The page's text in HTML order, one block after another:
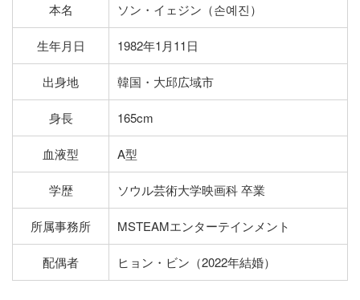
本名 ソン・イェジン（손예진）
生年月日 1982年1月11日
出身地 韓国・大邱広域市
身長 165cm
血液型 A型
学歴 ソウル芸術大学映画科 卒業
所属事務所 MSTEAMエンターテインメント
配偶者 ヒョン・ビン（2022年結婚）